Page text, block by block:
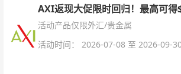
AXI返现大促限时回归！最高可得
活动产品仅限外汇/贵金属
活动时间： 2026-07-08 至 2026-09-